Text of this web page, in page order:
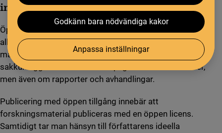
Godkänn bara nödvändiga kakor
Anpassa inställningar
internet för alla att läsa och återanvända.
Öppen tillgång till vetenskapliga publikationer betyder att
alla har rätt att läsa, ladda ned, kopiera och sprida
materialet i digital form. Det handlar framför allt om
sakkunniggranskade vetenskapliga artiklar och böcker,
men även om rapporter och avhandlingar.
Publicering med öppen tillgång innebär att
forskningsmaterial publiceras med en öppen licens.
Samtidigt tar man hänsyn till författarens ideella